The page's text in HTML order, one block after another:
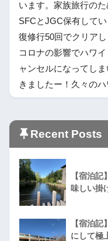
います。家族旅行の
SFCとJGC保有して
復修行50回でクリア
コロナの影響でハワ
ャンセルになってし
きましたー！久々の
Recent Posts
【宿泊
味しい掛
【宿泊
にして極